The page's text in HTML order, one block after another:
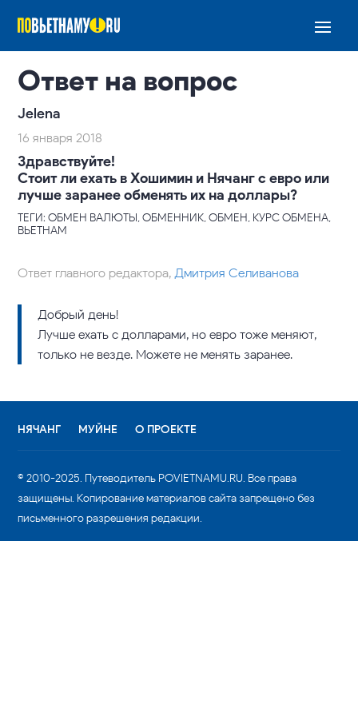
Ответ на вопрос
Jelena
16 января 2018
Здравствуйте!
Стоит ли ехать в Хошимин и Нячанг с евро или
лучше заранее обменять их на доллары?
ТЕГИ: ОБМЕН ВАЛЮТЫ, ОБМЕННИК, ОБМЕН, КУРС ОБМЕНА,
ВЬЕТНАМ
Ответ главного редактора,Дмитрия Селиванова
Добрый день!
Лучше ехать с долларами, но евро тоже меняют,
только не везде. Можете не менять заранее.
НЯЧАНГ МУЙНЕ О ПРОЕКТЕ
© 2010-2025. Путеводитель POVIETNAMU.RU. Все права
защищены. Копирование материалов сайта запрещено без
письменного разрешения редакции.